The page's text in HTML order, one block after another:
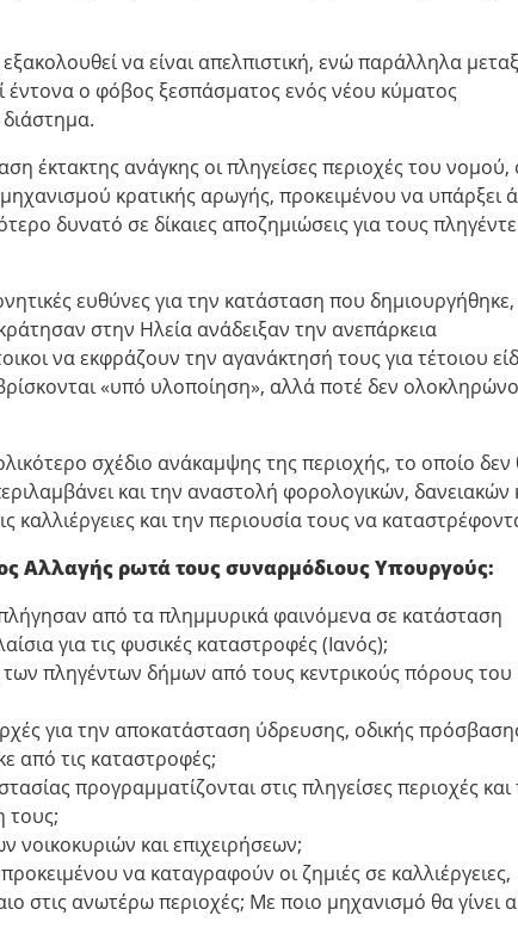
να είναι απελπιστική, ενώ παράλληλα
έντονα ο φόβος ξεσπάσματος ενός νέου κύματος
έκτακτης ανάγκης οι πληγείσες περιοχές του νομού,
κρατικής αρωγής, προκειμένου να υπάρξει
δυνατό σε δίκαιες αποζημιώσεις για τους
ευθύνες για την κατάσταση που
στην Ηλεία ανάδειξαν την ανεπάρκεια
να εκφράζουν την αγανάκτησή τους για τέτοιου
«υπό υλοποίηση», αλλά ποτέ δεν
σχέδιο ανάκαμψης της περιοχής, το οποίο δεν
και την αναστολή φορολογικών, δανειακών
και την περιουσία τους να
Αλλαγής ρωτά τους συναρμόδιους Υπουργούς:
από τα πλημμυρικά φαινόμενα σε κατάσταση
για τις φυσικές καταστροφές (Ιανός);
πληγέντων δήμων από τους κεντρικούς πόρους του
για την αποκατάσταση ύδρευσης, οδικής
από τις καταστροφές;
προγραμματίζονται στις πληγείσες περιοχές και
τους;
και επιχειρήσεων;
να καταγραφούν οι ζημιές σε καλλιέργειες,
στις ανωτέρω περιοχές; Με ποιο μηχανισμό θα γίνει